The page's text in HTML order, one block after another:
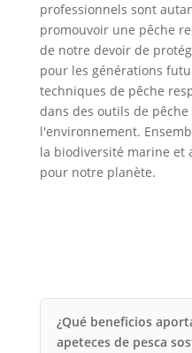
professionnels sont
promouvoir une pêche
de notre devoir de
pour les générations
techniques de pêche
dans des outils de
l'environnement.
la biodiversité marine et
pour notre planète.
¿Qué beneficios
apeteces de pesca